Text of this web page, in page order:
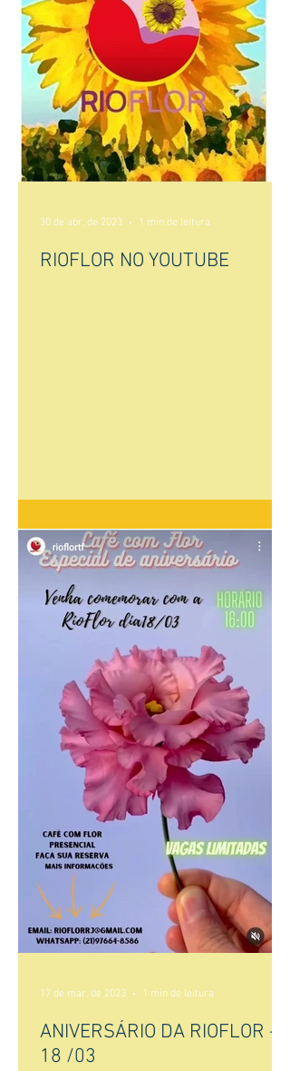
RIOFLOR NO YOUTUBE
30 de abr. de 2023 1 min de leitura
ANIVERSÁRIO DA RIOFLOR -
18 /03
17 de mar. de 2023 1 min de leitura